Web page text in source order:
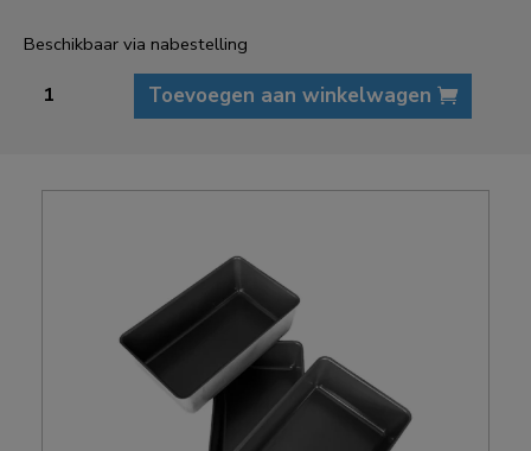
Beschikbaar via nabestelling
Alusteel/TeflonToevoegen aan winkelwagen